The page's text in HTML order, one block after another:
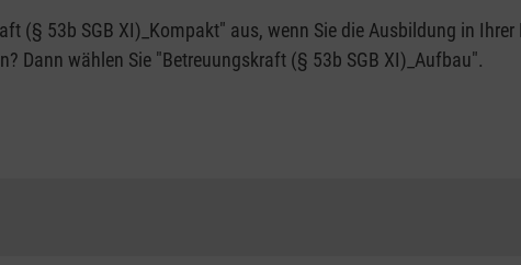
(§ 53b SGB XI)_Kompakt" aus, wenn Sie die Ausbildung in Ihrer
Dann wählen Sie "Betreuungskraft (§ 53b SGB XI)_Aufbau".